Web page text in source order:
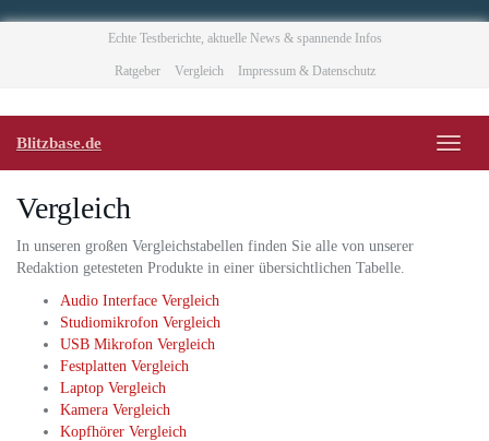
Echte Testberichte, aktuelle News & spannende Infos
Ratgeber Vergleich Impressum & Datenschutz
Toggle
Blitzbase.de
Vergleich
In unseren großen Vergleichstabellen finden Sie alle von unserer
Redaktion getesteten Produkte in einer übersichtlichen Tabelle.
Audio Interface Vergleich
Studiomikrofon Vergleich
USB Mikrofon Vergleich
Festplatten Vergleich
Laptop Vergleich
Kamera Vergleich
Kopfhörer Vergleich